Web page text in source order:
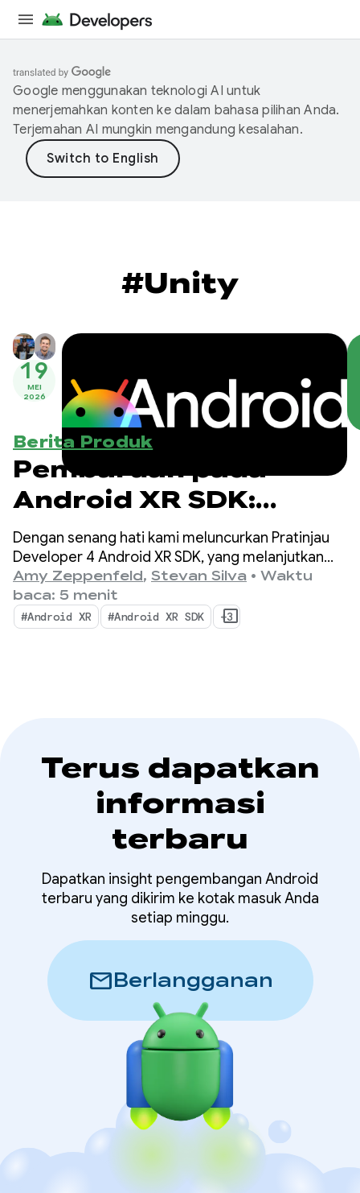
Google menggunakan teknologi AI untuk
menerjemahkan konten ke dalam bahasa pilihan Anda.
Terjemahan AI mungkin mengandung kesalahan.
#Unity
19
MEI
2026
Berita Produk
Pembaruan pada
Android XR SDK:
Memperkenalkan
Pratinjau Developer 4
Dengan senang hati kami meluncurkan Pratinjau
Developer 4 Android XR SDK, yang melanjutkan
fokus kami untuk menyatukan pengembangan
lintas perangkat untuk headset, kacamata XR
berkabel, dan kacamata pintar.
Amy Zeppenfeld, Stevan Silva • Waktu
baca: 5 menit
#Android XR #Android XR SDK +3
Terus dapatkan
informasi
terbaru
Dapatkan insight pengembangan Android
terbaru yang dikirim ke kotak masuk Anda
setiap minggu.
mailBerlangganan